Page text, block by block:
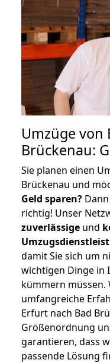
Umzüge von
Brückenau:
Sie planen einen
Brückenau und
Geld sparen?
richtig! Unser
zuverlässige und
damit Sie sich um
wichtigen Dinge in
kümmern
umfangreiche
Erfurt nach Bad
Größenordnung
garantieren, dass
passende Lösung